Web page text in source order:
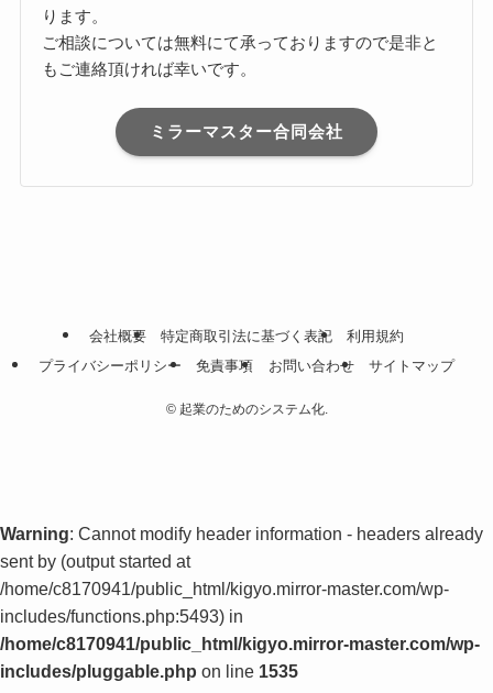
ります。
ご相談については無料にて承っておりますので是非と
もご連絡頂ければ幸いです。
ミラーマスター合同会社
会社概要 特定商取引法に基づく表記
利用規約
プライバシーポリシー
免責事項 お問い合わせ サイトマップ
©起業のためのシステム化.
Warning: Cannot modify header information - headers already
sent by (output started at
/home/c8170941/public_html/kigyo.mirror-master.com/wp-
includes/functions.php:5493) in
/home/c8170941/public_html/kigyo.mirror-master.com/wp-
includes/pluggable.php on line 1535